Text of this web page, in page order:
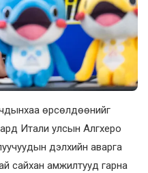
өрсөлдөөнийг
Итали улсын Алгхеро
дэлхийн аварга
сайхан амжилтууд гарна